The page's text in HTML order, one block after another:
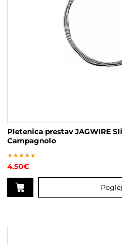
Pletenica prestav JAGWIRE
Campagnolo
Ocenjeno
5
4.50€